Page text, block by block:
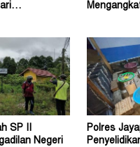
SP II
Negeri
Polres